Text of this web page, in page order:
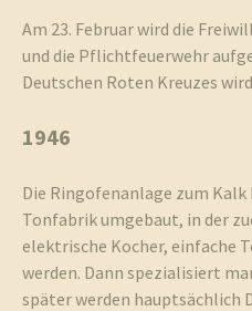
Am 23. Februar wird die
und die Pflichtfeuerwehr
Deutschen Roten Kreuzes
1946
Die Ringofenanlage zum
Tonfabrik umgebaut, in der
elektrische Kocher, einfache
werden. Dann spezialisiert
später werden hauptsächlich